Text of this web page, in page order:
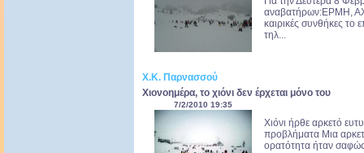
αναβατήρων:ΕΡΜΗ,
καιρικές συνθήκες
τηλ...
Χ.Κ. Παρνασσού
Χιονοημέρα, το χιόνι δεν έρχεται μόνο του
7/2/2010 19:35
Χιόνι ήρθε αρκετό
προβλήματα Μια
ορατότητα ήταν